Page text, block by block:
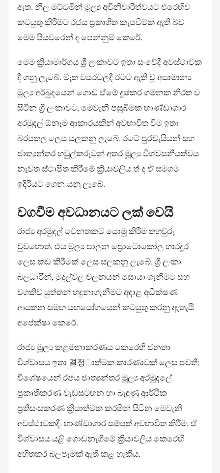
ඇත. නිල මට්ටමින් මූල්‍ය අවිනිවාරිත්වයට එරෙහිව
කටයුතු කිරීමට රජය ප්‍රකාශිත කැපවීමක් ඇති බව
මෙම පියවරෙන් ද පෙන්නුම් කෙරේ.
මෙම ක්‍රියාමාර්ගය ශ්‍රී ලංකාවට ඉතා සංවේදී අවස්ථාවක
දී ගනු ලැබේ. මෑත වසරවලදී රටට ඇති වූ අසාමාන්‍ය
මූල්‍ය අර්බුදයෙන් ගොඩ ඒමේ දුෂ්කර ගමනක නිරත ව
සිටින ශ්‍රී ලංකාවට, මෙවැනි පසුබිමක භාණ්ඩාගාර
අරමුදල් ඕනෑම ආකාරයකින් අවභාවිත වීම ඉතා
බරපතල ලෙස සලකනු ලැබේ. රටේ පුරවැසියන් සහ
ජාත්‍යන්තර හවුල්කරුවන් අතර මූල්‍ය විශ්වසනීයත්වය
නැවත ස්ථාපිත කිරීමේ ක්‍රියාවලිය ත් ද ඒ සමගම
ඉදිරියට ගෙන යනු ලැබේ.
වගවීම අවධානයට ලක් වෙයි
රාජ්‍ය අරමුදල් වෙනතකට යොමු කිරීම තහවුරු
වුවහොත්, එය මූල්‍ය පාලන ප්‍රොටොකෝල භාරදූර
ලෙස කඩ කිරීමක් ලෙස සලකනු ලැබේ. ශ්‍රී ලංකා
බලධාරීන්, මුදල්වල චලනයන් සොයා ගැනීමට සහ
වගකිව යුත්තන් හඳුනාගැනීමට අදාළ අධීක්ෂණ
ආයතන සමඟ සහයෝගයෙන් කටයුතු කරනු ඇතැයි
අපේක්ෂා කෙරේ.
රාජ්‍ය මූල්‍ය කළමනාකරණය කෙරෙහි ජනතා
විශ්වාසය ඉතා 결정ාත්මක කාරණාවක් ලෙස පවතී;
විශේෂයෙන් රජය ජාත්‍යන්තර මූල්‍ය අරමුදලේ
ප්‍රකෘතිකරණ වැඩසටහන හා බැඳුණු ආර්ථික
ප්‍රතිසංස්කරණ ක්‍රියාත්මක කරමින් සිටින මෙවැනි
අවස්ථාවකදී. භාණ්ඩාගාර සම්පත් අවභාවිත කිරීම, ඒ
විශ්වාසය යළි ගොඩනැගීමේ ක්‍රියාවලිය කෙරෙහි
අහිතකර බලපෑමක් ඇති කළ හැකිය.